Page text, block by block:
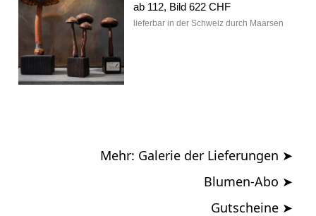
ab 112, Bild 622 CHF
lieferbar in der Schweiz durch Maarsen
Mehr: Galerie der Lieferungen ➤
Blumen-Abo ➤
Gutscheine ➤